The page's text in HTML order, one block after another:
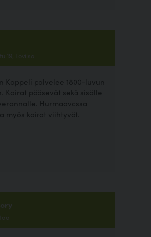
19, Loviisa
Kappeli palvelee 1800-luvun
Koirat pääsevät sekä sisälle
Hurmaavassa
myös koirat viihtyvät.